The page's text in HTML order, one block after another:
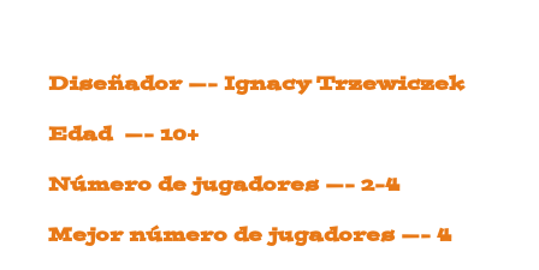
Diseñador —- Ignacy Trzewiczek
Edad —- 10+
Número de jugadores —- 2-4
Mejor número de jugadores —- 4